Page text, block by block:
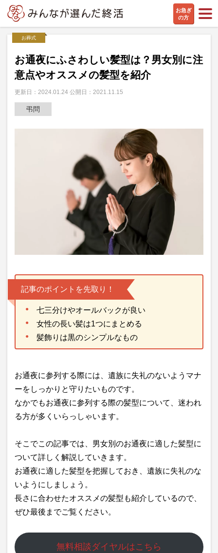
お急ぎ
の方
お葬式
お通夜にふさわしい髪型は？男女別に注
意点やオススメの髪型を紹介
更新日：2024.01.24 公開日：2021.11.15
弔問
記事のポイントを先取り！
七三分けやオールバックが良い
女性の長い髪は1つにまとめる
髪飾りは黒のシンプルなもの
お通夜に参列する際には、遺族に失礼のないようマナ
ーをしっかりと守りたいものです。
なかでもお通夜に参列する際の髪型について、迷われ
る方が多くいらっしゃいます。
そこでこの記事では、男女別のお通夜に適した髪型に
ついて詳しく解説していきます。
お通夜に適した髪型を把握しておき、遺族に失礼のな
いようにしましょう。
長さに合わせたオススメの髪型も紹介しているので、
ぜひ最後までご覧ください。
無料相談ダイヤルはこちら